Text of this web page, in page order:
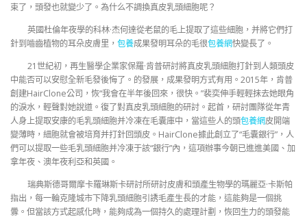
束了，頭發也就變少了。為什么不調換真皮乳頭細胞呢？
英國杜倫年夜學的科林·杰何達從老鼠的毛上提取了這些細胞，并將它們打
針到嚙齒植物的耳朵皮膚里， 包養成果發明耳朵的毛很包養網快變長了。
21世紀初，再生醫學企業家保羅·肯普研討將真皮乳頭細胞打針到人類頭皮
中能否可以安慰全新毛發後悔了。的發展，成果發明方式有用。2015年，肯普
創建HairClone公司，恢“我會在半年後回來，很快。”裴奕伸手輕輕抹去她眼角
的淚水，輕聲對她說道。復了對真皮乳頭細胞的研討。起首，研討團隊從年青
人身上提取安康的毛乳頭細胞并冷凍在毛囊庫中，當這些人的頭包養網皮開端
變薄時，細胞就會被培育并打針回頭皮。HairClone據此創立了“毛囊銀行”，人
們可以提取一些毛乳頭細胞并冷凍于該“銀行”內，這項辦事今朝已進進美國、加
拿年夜、澳年夜利亞和英國。
瑞典斯德哥爾摩卡羅琳斯卡研討所研討皮膚和頭產生物學的瑪麗亞·卡斯帕
指出，每一輪克隆城市下降乳頭細胞引誘毛產生長的才能，這能夠是一個挑
釁。但當該方式起感化時，能夠成為一個持久的處理計劃，恢回生力的頭發能